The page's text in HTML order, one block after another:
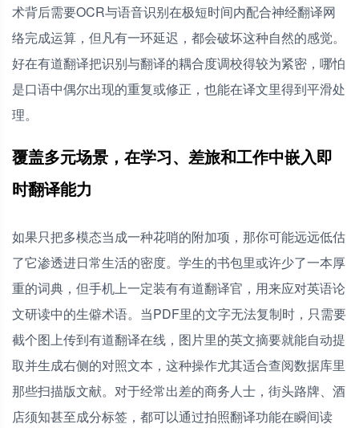
术背后需要OCR与语音识别在极短时间内配合神经翻译网
络完成运算，但凡有一环延迟，都会破坏这种自然的感觉。
好在有道翻译把识别与翻译的耦合度调校得较为紧密，哪怕
是口语中偶尔出现的重复或修正，也能在译文里得到平滑处
理。
覆盖多元场景，在学习、差旅和工作中嵌入即
时翻译能力
如果只把多模态当成一种花哨的附加项，那你可能远远低估
了它渗透进日常生活的密度。学生的书包里或许少了一本厚
重的词典，但手机上一定装有有道翻译官，用来应对英语论
文研读中的生僻术语。当PDF里的文字无法复制时，只需要
截个图上传到有道翻译在线，图片里的英文摘要就能自动提
取并生成右侧的对照文本，这种操作尤其适合查阅数据库里
那些扫描版文献。对于经常出差的商务人士，街头路牌、酒
店须知甚至成分标签，都可以通过拍照翻译功能在瞬间读